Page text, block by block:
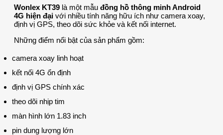
Wonlex KT39 là một mẫu đồng hồ thông minh Android
4G hiện đại với nhiều tính năng hữu ích như camera xoay,
định vị GPS, theo dõi sức khỏe và kết nối internet.
Những điểm nổi bật của sản phẩm gồm:
camera xoay linh hoạt
kết nối 4G ổn định
định vị GPS chính xác
theo dõi nhịp tim
màn hình lớn 1.83 inch
pin dung lượng lớn